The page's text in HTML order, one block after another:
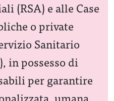
(RSA) e alle Case
o private
Sanitario
in possesso di
per garantire
umana,